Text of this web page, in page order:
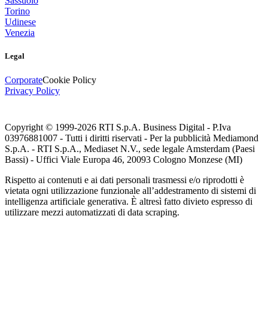
Torino
Udinese
Venezia
Legal
CorporateCookie Policy
Privacy Policy
Copyright © 1999-2026 RTI S.p.A. Business Digital - P.Iva
03976881007 - Tutti i diritti riservati - Per la pubblicità Mediamond
S.p.A. - RTI S.p.A., Mediaset N.V., sede legale Amsterdam (Paesi
Bassi) - Uffici Viale Europa 46, 20093 Cologno Monzese (MI)
Rispetto ai contenuti e ai dati personali trasmessi e/o riprodotti è
vietata ogni utilizzazione funzionale all’addestramento di sistemi di
intelligenza artificiale generativa. È altresì fatto divieto espresso di
utilizzare mezzi automatizzati di data scraping.